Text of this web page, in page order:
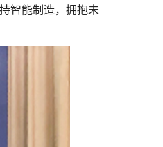
智能制造，拥抱未